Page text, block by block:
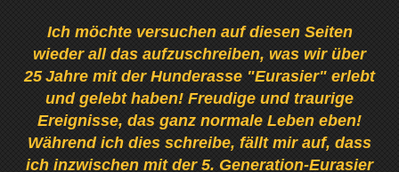
Ich möchte versuchen auf diesen Seiten
wieder all das aufzuschreiben, was wir über
25 Jahre mit der Hunderasse "Eurasier" erlebt
und gelebt haben! Freudige und traurige
Ereignisse, das ganz normale Leben eben!
Während ich dies schreibe, fällt mir auf, dass
ich inzwischen mit der 5. Generation-Eurasier